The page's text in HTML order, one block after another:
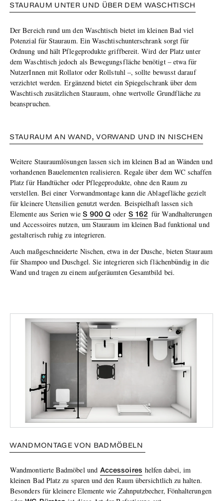
STAURAUM UNTER UND ÜBER DEM WASCHTISCH
Der Bereich rund um den Waschtisch bietet im kleinen Bad viel
Potenzial für Stauraum. Ein Waschtischunterschrank sorgt für
Ordnung und hält Pflegeprodukte griffbereit. Wird der Platz unter
dem Waschtisch jedoch als Bewegungsfläche benötigt – etwa für
NutzerInnen mit Rollator oder Rollstuhl –, sollte bewusst darauf
verzichtet werden. Ergänzend bietet ein Spiegelschrank über dem
Waschtisch zusätzlichen Stauraum, ohne wertvolle Grundfläche zu
beanspruchen.
STAURAUM AN WAND, VORWAND UND IN NISCHEN
Weitere Stauraumlösungen lassen sich im kleinen Bad an Wänden und
vorhandenen Bauelementen realisieren. Regale über dem WC schaffen
Platz für Handtücher oder Pflegeprodukte, ohne den Raum zu
verstellen. Bei einer Vorwandmontage kann die Ablagefläche gezielt
für kleinere Utensilien genutzt werden. Beispielhaft lassen sich
Elemente aus Serien wie S 900 Q oder S 162 für Wandhalterungen
und Accessoires nutzen, um Stauraum im kleinen Bad funktional und
gestalterisch ruhig zu integrieren.
Auch maßgeschneiderte Nischen, etwa in der Dusche, bieten Stauraum
für Shampoo und Duschgel. Sie integrieren sich flächenbündig in die
Wand und tragen zu einem aufgeräumten Gesamtbild bei.
WANDMONTAGEVON BADMÖBELN
Wandmontierte Badmöbel und Accessoires helfen dabei, im
kleinen Bad Platz zu sparen und den Raum übersichtlich zu halten.
Besonders für kleinere Elemente wie Zahnputzbecher, Fönhalterungen